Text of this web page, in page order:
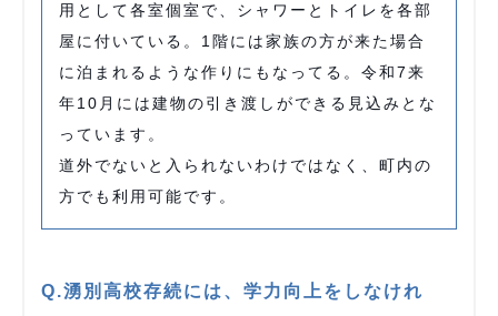
用として各室個室で、シャワーとトイレを各部
屋に付いている。1階には家族の方が来た場合
に泊まれるような作りにもなってる。令和7来
年10月には建物の引き渡しができる見込みとな
っています。
道外でないと入られないわけではなく、町内の
方でも利用可能です。
Q.湧別高校存続には、学力向上をしなけれ